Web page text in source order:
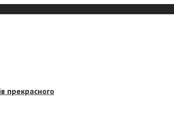
прекрасного